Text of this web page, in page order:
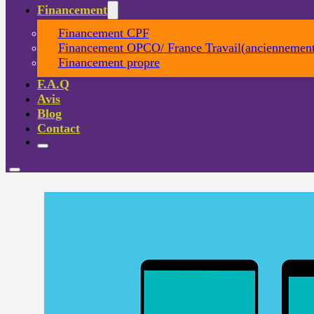
Financement
Financement CPF
Financement OPCO/ France
Financement propre
F.A.Q
Avis
Blog
Contact